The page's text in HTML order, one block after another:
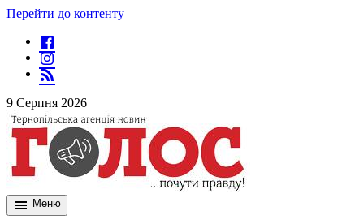
Перейти до контенту
9 Серпня 2026
Меню